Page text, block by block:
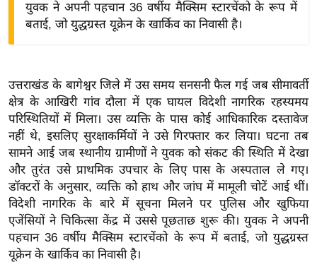
वि
शे
ष
ज्ञ
रा
य
ब
ज
ट
खे
युवक ने अपनी पहचान 36 वर्षीय मैक्सिम स्टारचेंको के रूप में
बताई, जो युद्धग्रस्त यूक्रेन के खार्किव का निवासी है।
उत्तराखंड के बागेश्वर जिले में उस समय सनसनी फैल गई जब सीमावर्ती
क्षेत्र के आखिरी गांव दौला में एक घायल विदेशी नागरिक रहस्यमय
परिस्थितियों में मिला। उस व्यक्ति के पास कोई आधिकारिक दस्तावेज
नहीं थे, इसलिए सुरक्षाकर्मियों ने उसे गिरफ्तार कर लिया। घटना तब
सामने आई जब स्थानीय ग्रामीणों ने युवक को संकट की स्थिति में देखा
और तुरंत उसे प्राथमिक उपचार के लिए पास के अस्पताल ले गए।
डॉक्टरों के अनुसार, व्यक्ति को हाथ और जांघ में मामूली चोटें आई थीं।
विदेशी नागरिक के बारे में सूचना मिलने पर पुलिस और खुफिया
एजेंसियों ने चिकित्सा केंद्र में उससे पूछताछ शुरू की। युवक ने अपनी
पहचान 36 वर्षीय मैक्सिम स्टारचेंको के रूप में बताई, जो युद्धग्रस्त
यूक्रेन के खार्किव का निवासी है।